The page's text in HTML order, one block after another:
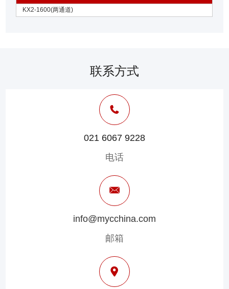
KX2-1600(两通道)
联系方式
021 6067 9228
电话
info@mycchina.com
邮箱